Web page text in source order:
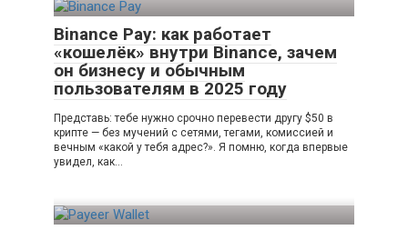
Binance Pay: как работает
«кошелёк» внутри Binance, зачем
он бизнесу и обычным
пользователям в 2025 году
Представь: тебе нужно срочно перевести другу $50 в
крипте — без мучений с сетями, тегами, комиссией и
вечным «какой у тебя адрес?». Я помню, когда впервые
увидел, как…